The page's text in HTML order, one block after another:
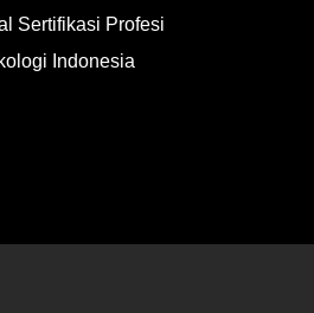
Sertifikasi Profesi
Indonesia